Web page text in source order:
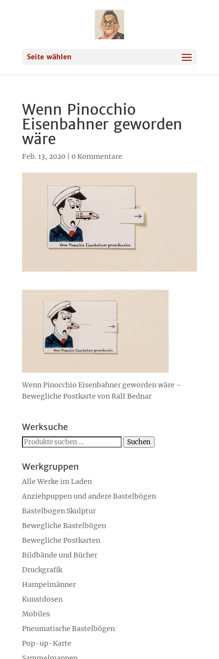
Seite wählen
Wenn Pinocchio
Eisenbahner geworden
wäre
Feb. 13, 2020 0 Kommentare
Wenn Pinocchio Eisenbahner geworden wäre –
Bewegliche Postkarte von Ralf Bednar
Werksuche
Suchen
Suchen
Werkgruppen
Alle Werke im Laden
Anziehpuppen und andere Bastelbögen
Bastelbogen Skulptur
Bewegliche Bastelbögen
Bewegliche Postkarten
Bildbände und Bücher
Druckgrafik
Hampelmänner
Kunstdosen
Mobiles
Pneumatische Bastelbögen
Pop-up-Karte